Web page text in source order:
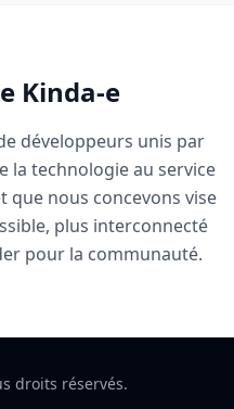
Kinda-e
développeurs unis par
la technologie au service
que nous concevons vise
plus interconnecté
pour la communauté.
droits réservés.